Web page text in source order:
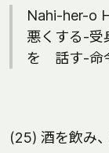
Nahi-her-o
悪くする-
を 話す-命
(25) 酒を飲み